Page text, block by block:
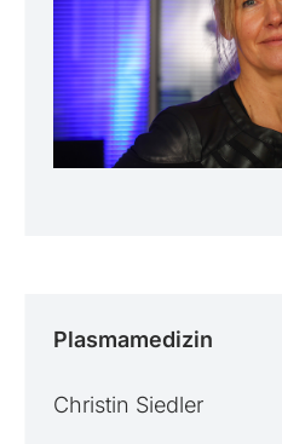
Plasma­medizin
Christin Siedler